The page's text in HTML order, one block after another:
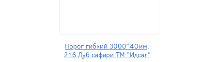
Порог гибкий 3000*40мм,
216 Дуб сафари ТМ "Идеал"